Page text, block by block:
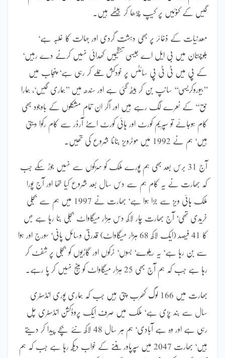
گیس کے کنوئیں پر کیپ چڑھا کر بیٹھے ہیں۔
معدنیات کے ذخائر پر بھی دہشت گردی اور جہالت کا غلبہ ہے‘
بلوچستان میں بی ایل اے جیسی تنظیمیں کھدائی نہیں کرنے دے رہیں‘
کے پی میں ٹی ٹی پی سائٹس پر خودکش حملے کر رہی ہے‘ پنجاب میں
’’بیوروکریسی‘‘ سانپ بن کر بیٹھ گئی ہے اور سندھ میں ’’ہماری گیس‘، ہمارا
حق‘‘ کے نعرے لگ رہے ہیں اور اگر ان تمام مشکلوں کے باوجود بھی
کام ہوجائے تو سپریم کورٹ اور ہائی کورٹ اسٹے آرڈر سے کام رکوا دیتی
ہیں‘ ہم نے 1992 میں موٹرویز بنانا شروع کی تھیں۔
آج 31 برس بعد بھی ہم پورے ملک کو سڑکوں سے نہیں جوڑ سکے جب
کہ بھارت نے یہ کام ہم سے دس سال بعد شروع کیا تھا اور آج پورا
ملک ہائی ویز سے جڑا ہوا ہے‘ بھارت نے 1997 میں ہم سے بجلی
خریدی تھی‘ آج بھارت چار لاکھ دس ہزار میگاواٹ بجلی بنا رہا ہے جس
کا 41 فیصد (ایک لاکھ 68 ہزار میگاواٹ) قدرتی وسائل پانی‘ سورج اور ہوا
سے بن رہا ہے‘ یہ ریلوے‘ بسوں‘ ٹرکوں اور گاڑیوں کو بجلی پر شفٹ کر
رہا ہے جب کہ ہم آج بھی 25 ہزار میگاواٹ کو مینج نہیں کر پا رہے۔
بھارت میں 166 لوگ کھرب پتی ہیں جب کہ ہماری پوری انڈسٹری
سال سے بند پڑی ہے‘ ملک میں صرف ایک پروڈکشن انڈسٹری چل
رہی ہے اور وہ ہے آبادی‘ ہم ہر سال 48 لاکھ نئے بچے پیدا کر دیتے
ہیں‘ بھارت 2047 میں سپرپاور بننے کے خواب دیکھ رہا ہے جب کہ ہم